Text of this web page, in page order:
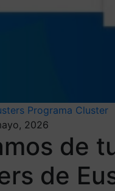
Programa Cluster
2026
de
de